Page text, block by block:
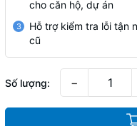
cho căn hộ, dự án
3
Hỗ trợ kiểm tra lỗi tận
cũ
Số lượng: −